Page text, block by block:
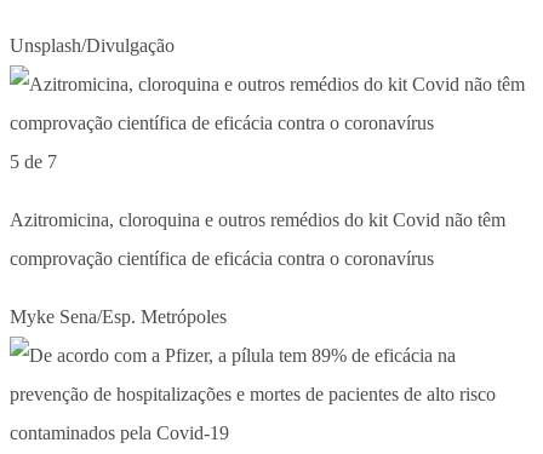
Unsplash/Divulgação
5 de 7
Azitromicina, cloroquina e outros remédios do kit Covid não têm
comprovação científica de eficácia contra o coronavírus
Myke Sena/Esp. Metrópoles